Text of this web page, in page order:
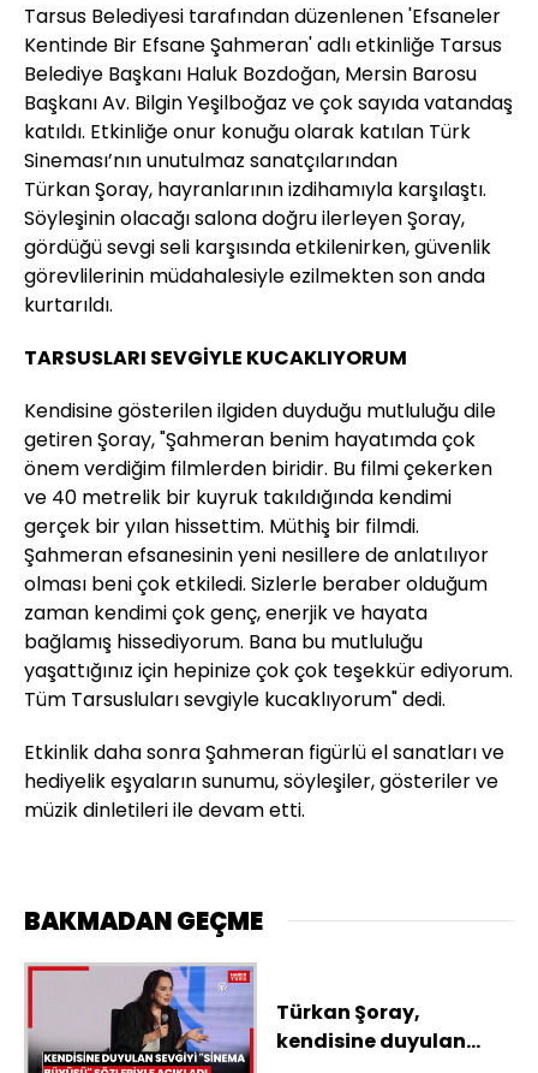
Tarsus Belediyesi tarafından düzenlenen 'Efsaneler
Kentinde Bir Efsane Şahmeran' adlı etkinliğe Tarsus
Belediye Başkanı Haluk Bozdoğan, Mersin Barosu
Başkanı Av. Bilgin Yeşilboğaz ve çok sayıda vatandaş
katıldı. Etkinliğe onur konuğu olarak katılan Türk
Sineması’nın unutulmaz sanatçılarından
TürkanŞoray, hayranlarının izdihamıyla karşılaştı.
Söyleşinin olacağı salona doğru ilerleyenŞoray,
gördüğü sevgi seli karşısında etkilenirken, güvenlik
görevlilerinin müdahalesiyle ezilmekten son anda
kurtarıldı.
TARSUSLARI SEVGİYLE KUCAKLIYORUM
Kendisine gösterilen ilgiden duyduğu mutluluğu dile
getirenŞoray, "Şahmeran benim hayatımda çok
önem verdiğim filmlerden biridir. Bu filmi çekerken
ve 40 metrelik bir kuyruk takıldığında kendimi
gerçek bir yılan hissettim. Müthiş bir filmdi.
Şahmeran efsanesinin yeni nesillere de anlatılıyor
olması beni çok etkiledi. Sizlerle beraber olduğum
zaman kendimi çok genç, enerjik ve hayata
bağlamış hissediyorum. Bana bu mutluluğu
yaşattığınız için hepinize çok çok teşekkür ediyorum.
Tüm Tarsusluları sevgiyle kucaklıyorum" dedi.
Etkinlik daha sonra Şahmeran figürlü el sanatları ve
hediyelik eşyaların sunumu, söyleşiler, gösteriler ve
müzik dinletileri ile devam etti.
BAKMADAN GEÇME
Türkan Şoray,
kendisine duyulan